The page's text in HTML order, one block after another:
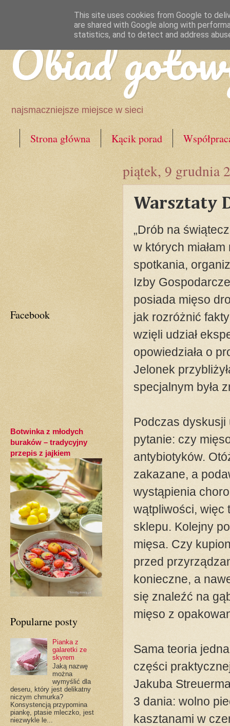
Obiad
najsmaczniejsze miejsce w sieci
Strona główna Kącik porad
piątek, 9 grudnia
Warsztaty
„Drób na
w których
spotkania,
Izby
posiada mięso
jak rozróżnić
wzięli udział
opowiedziała o
Jelonek
specjalnym była
Podczas dyskusji
pytanie: czy
antybiotyków.
zakazane, a
wystąpienia
wątpliwości, więc
sklepu. Kolejny
mięsa. Czy
przed
konieczne, a
się znaleźć na
mięso z
Sama teoria
części
Jakuba
3 dania: wolno
kasztanami w
Facebook
Botwinka z młodych
buraków – tradycyjny
przepis z jajkiem
Popularne posty
Pianka z
galaretki ze
skyrem
Jaką nazwę
można
wymyślić dla
deseru, który jest delikatny
niczym chmurka?
Konsystencją przypomina
piankę, ptasie mleczko, jest
niezwykle le...
This site uses cookies from Google to
are shared with Google along with
statistics, and to detect and address